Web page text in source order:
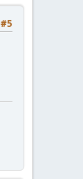
#5